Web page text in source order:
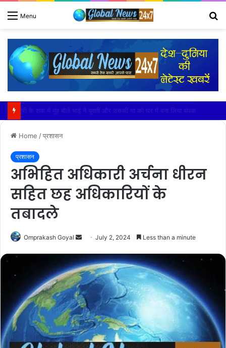
Menu
Home /प्रशासन
प्रशासन
अभिहित अधिकारी अर्चना धीरन
सहित छह अधिकारियों के
तबादले
Omprakash Goyal
Send
email
July 2, 2024 Less than a minute